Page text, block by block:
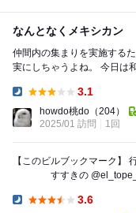
なんとなくメキシカン
仲間内の集まりを実施するための企画会。 LINE
実にしちゃうよね。 今日は和食でも、中華でもなく、メキシコ料理。 メ
3.1
howdo桃do （204）
2025/01 訪問
1回
【このビルブックマーク】 行きたい店がぎゅっとあつまる穴場 #ELtope
すすきの @el_tope_sapporo 伝説のトレーダーと密会 パリピ気
3.6